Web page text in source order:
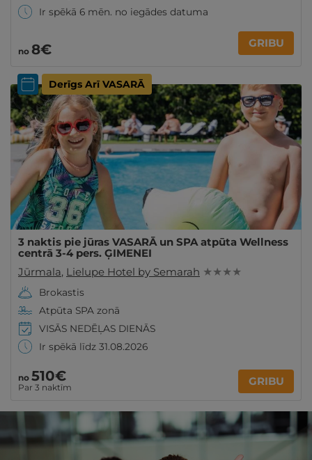
Ir spēkā 6 mēn. no iegādes datuma
no 8€ GRIBU
Derīgs Arī VASARĀ
3 naktis pie jūras VASARĀ un SPA atpūta Wellness
centrā 3-4 pers. ĢIMENEI
Jūrmala, Lielupe Hotel by Semarah ★ ★ ★ ★
Brokastis
Atpūta SPA zonā
VISĀS NEDĒĻAS DIENĀS
Ir spēkā līdz 31.08.2026
no 510€
Par 3 naktīm GRIBU